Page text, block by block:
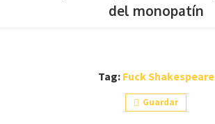
del monopatín
Tag: Fuck Shakespeare
Guardar